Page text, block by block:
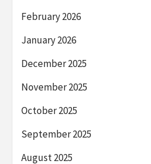
February 2026
January 2026
December 2025
November 2025
October 2025
September 2025
August 2025